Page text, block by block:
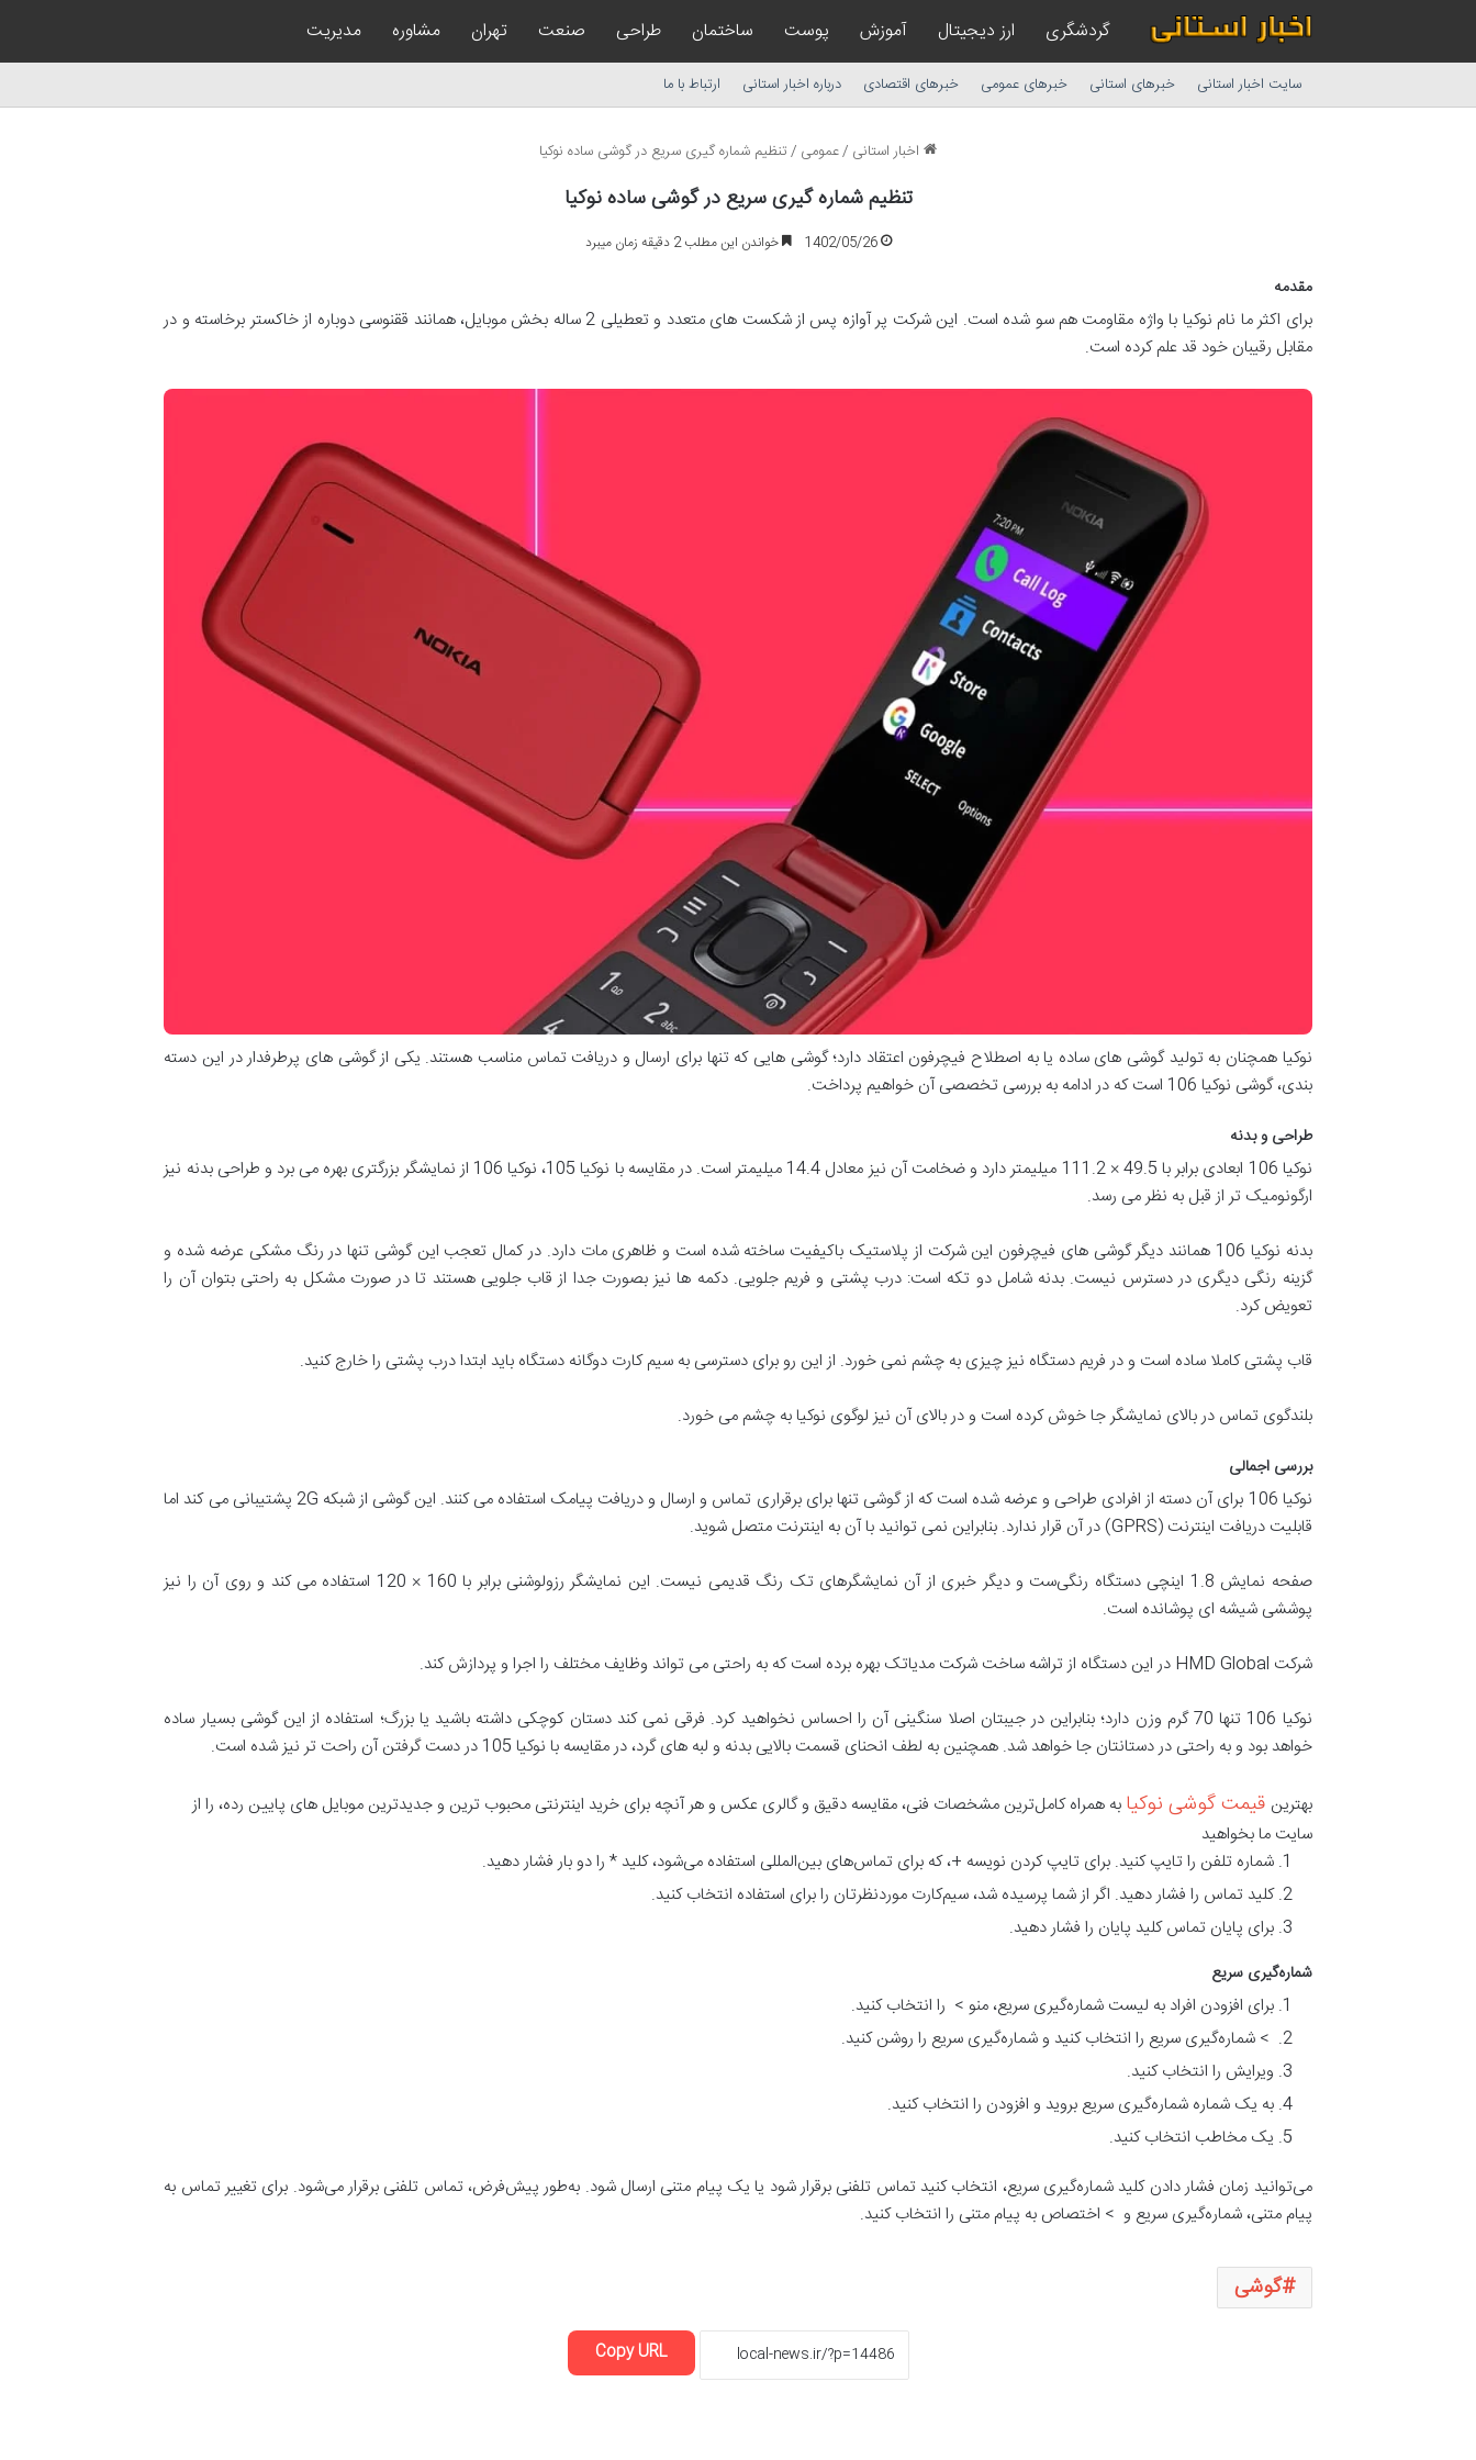
گردشگری ارز دیجیتال آموزش پوست ساختمان طراحی صنعت تهران مشاوره مدیریت
سایت اخبار استانی خبرهای استانی خبرهای عمومی خبرهای اقتصادی درباره اخبار استانی ارتباط با ما
اخبار استانی /عمومی /تنظیم شماره گیری سریع در گوشی ساده نوکیا
تنظیم شماره گیری سریع در گوشی ساده نوکیا
1402/05/26 خواندن این مطلب 2 دقیقه زمان میبرد
مقدمه
برای اکثر ما نام نوکیا با واژه مقاومت هم سو شده است. این شرکت پر آوازه پس از شکست های متعدد و تعطیلی 2 ساله بخش موبایل، همانند ققنوسی دوباره از خاکستر برخاسته و در
مقابل رقیبان خود قد علم کرده است.
نوکیا همچنان به تولید گوشی های ساده یا به اصطلاح فیچرفون اعتقاد دارد؛ گوشی هایی که تنها برای ارسال و دریافت تماس مناسب هستند. یکی از گوشی های پرطرفدار در این دسته
بندی، گوشی نوکیا 106 است که در ادامه به بررسی تخصصی آن خواهیم پرداخت.
طراحی و بدنه
نوکیا 106 ابعادی برابر با 49.5 × 111.2 میلیمتر دارد و ضخامت آن نیز معادل 14.4 میلیمتر است. در مقایسه با نوکیا 105، نوکیا 106 از نمایشگر بزرگتری بهره می برد و طراحی بدنه نیز
ارگونومیک تر از قبل به نظر می رسد.
بدنه نوکیا 106 همانند دیگر گوشی های فیچرفون این شرکت از پلاستیک باکیفیت ساخته شده است و ظاهری مات دارد. در کمال تعجب این گوشی تنها در رنگ مشکی عرضه شده و
گزینه رنگی دیگری در دسترس نیست. بدنه شامل دو تکه است: درب پشتی و فریم جلویی. دکمه ها نیز بصورت جدا از قاب جلویی هستند تا در صورت مشکل به راحتی بتوان آن را
تعویض کرد.
قاب پشتی کاملا ساده است و در فریم دستگاه نیز چیزی به چشم نمی خورد. از این رو برای دسترسی به سیم کارت دوگانه دستگاه باید ابتدا درب پشتی را خارج کنید.
بلندگوی تماس در بالای نمایشگر جا خوش کرده است و در بالای آن نیز لوگوی نوکیا به چشم می خورد.
بررسی اجمالی
نوکیا 106 برای آن دسته از افرادی طراحی و عرضه شده است که از گوشی تنها برای برقراری تماس و ارسال و دریافت پیامک استفاده می کنند. این گوشی از شبکه 2G پشتیبانی می کند اما
قابلیت دریافت اینترنت (GPRS) در آن قرار ندارد. بنابراین نمی توانید با آن به اینترنت متصل شوید.
صفحه نمایش 1.8 اینچی دستگاه رنگی‌ست و دیگر خبری از آن نمایشگرهای تک رنگ قدیمی نیست. این نمایشگر رزولوشنی برابر با 160 × 120 استفاده می کند و روی آن را نیز
پوششی شیشه ای پوشانده است.
شرکت HMD Global در این دستگاه از تراشه ساخت شرکت مدیاتک بهره برده است که به راحتی می تواند وظایف مختلف را اجرا و پردازش کند.
نوکیا 106 تنها 70 گرم وزن دارد؛ بنابراین در جیبتان اصلا سنگینی آن را احساس نخواهید کرد. فرقی نمی کند دستان کوچکی داشته باشید یا بزرگ؛ استفاده از این گوشی بسیار ساده
خواهد بود و به راحتی در دستانتان جا خواهد شد. همچنین به لطف انحنای قسمت بالایی بدنه و لبه های گرد، در مقایسه با نوکیا 105 در دست گرفتن آن راحت تر نیز شده است.
بهترین قیمت گوشی نوکیا به همراه کامل‌ترین مشخصات فنی، مقایسه دقیق و گالری عکس و هر آنچه برای خرید اینترنتی محبوب ترین و جدیدترین موبایل های پایین رده، را از
سایت ما بخواهید
شماره تلفن را تایپ کنید. برای تایپ کردن نویسه +، که برای تماس‌های بین‌المللی استفاده می‌شود، کلید * را دو بار فشار دهید.
کلید تماس را فشار دهید. اگر از شما پرسیده شد، سیم‌کارت موردنظرتان را برای استفاده انتخاب کنید.
برای پایان تماس کلید پایان را فشار دهید.
شماره‌گیری سریع
برای افزودن افراد به لیست شماره‌گیری سریع، منو > را انتخاب کنید.
> شماره‌گیری سریع را انتخاب کنید و شماره‌گیری سریع را روشن کنید.
ویرایش را انتخاب کنید.
به یک شماره شماره‌گیری سریع بروید و افزودن را انتخاب کنید.
یک مخاطب انتخاب کنید.
می‌توانید زمان فشار دادن کلید شماره‌گیری سریع، انتخاب کنید تماس تلفنی برقرار شود یا یک پیام متنی ارسال شود. به‌طور پیش‌فرض، تماس تلفنی برقرار می‌شود. برای تغییر تماس به
پیام متنی، شماره‌گیری سریع و > اختصاص به پیام متنی را انتخاب کنید.
گوشی
Copy URL